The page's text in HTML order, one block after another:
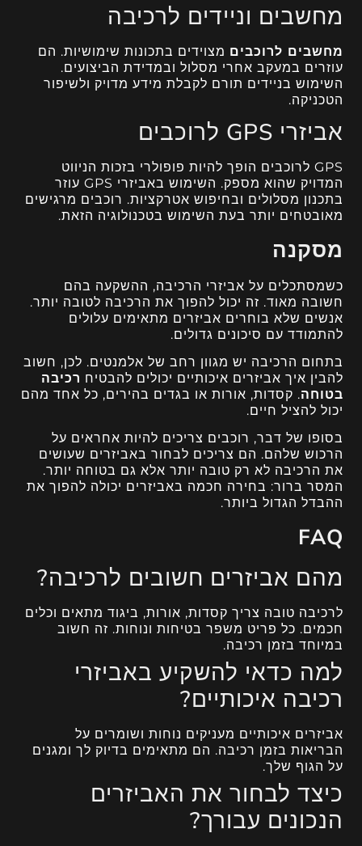
מחשבים וניידים לרכיבה
מחשבים לרוכבים מצוידים בתכונות שימושיות. הם
עוזרים במעקב אחרי מסלול ובמדידת הביצועים.
השימוש בניידים תורם לקבלת מידע מדויק ולשיפור
הטכניקה.
אביזרי GPS לרוכבים
GPS לרוכבים הופך להיות פופולרי בזכות הניווט
המדויק שהוא מספק. השימוש באביזרי GPS עוזר
בתכנון מסלולים ובחיפוש אטרקציות. רוכבים מרגישים
מאובטחים יותר בעת השימוש בטכנולוגיה הזאת.
מסקנה
כשמסתכלים על אביזרי הרכיבה, ההשקעה בהם
חשובה מאוד. זה יכול להפוך את הרכיבה לטובה יותר.
אנשים שלא בוחרים אביזרים מתאימים עלולים
להתמודד עם סיכונים גדולים.
בתחום הרכיבה יש מגוון רחב של אלמנטים. לכן, חשוב
להבין איך אביזרים איכותיים יכולים להבטיח רכיבה
בטוחה. קסדות, אורות או בגדים בהירים, כל אחד מהם
יכול להציל חיים.
בסופו של דבר, רוכבים צריכים להיות אחראים על
הרכוש שלהם. הם צריכים לבחור באביזרים שעושים
את הרכיבה לא רק טובה יותר אלא גם בטוחה יותר.
המסר ברור: בחירה חכמה באביזרים יכולה להפוך את
ההבדל הגדול ביותר.
FAQ
מהם אביזרים חשובים לרכיבה?
לרכיבה טובה צריך קסדות, אורות, ביגוד מתאים וכלים
חכמים. כל פריט משפר בטיחות ונוחות. זה חשוב
במיוחד בזמן רכיבה.
למה כדאי להשקיע באביזרי
רכיבה איכותיים?
אביזרים איכותיים מעניקים נוחות ושומרים על
הבריאות בזמן רכיבה. הם מתאימים בדיוק לך ומגנים
על הגוף שלך.
כיצד לבחור את האביזרים
הנכונים עבורך?